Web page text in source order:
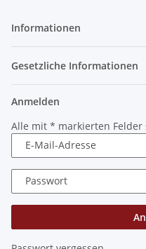
Informationen
Gesetzliche Informationen
Anmelden
Alle mit * markierten
E-Mail-Adresse
Passwort